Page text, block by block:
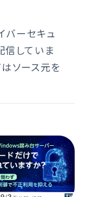
バーセキュ
信していま
ソース元を